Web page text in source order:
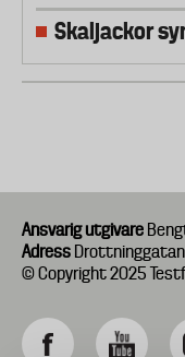
Skaljackor
Ansvarig utgivare
Adress Drottninggatan
© Copyright 2025